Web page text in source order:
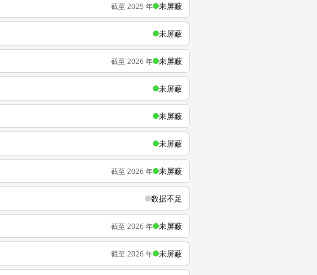
截至 2025 年 未屏蔽
未屏蔽
截至 2026 年 未屏蔽
未屏蔽
未屏蔽
未屏蔽
截至 2026 年 未屏蔽
数据不足
截至 2026 年 未屏蔽
截至 2026 年 未屏蔽